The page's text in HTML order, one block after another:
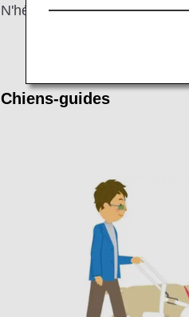
N'hésitez pas à nous
Chiens-guides